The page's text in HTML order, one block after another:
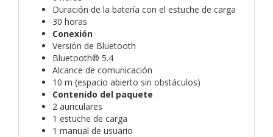
Duración de la batería con el estuche de carga
30 horas
Conexión
Versión de Bluetooth
Bluetooth® 5.4
Alcance de comunicación
10 m (espacio abierto sin obstáculos)
Contenido del paquete
2 auriculares
1 estuche de carga
1 manual de usuario